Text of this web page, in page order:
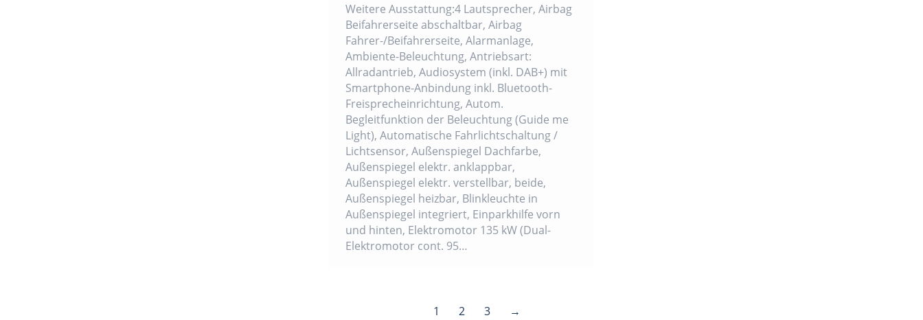
Weitere Ausstattung:4 Lautsprecher, Airbag
Beifahrerseite abschaltbar, Airbag
Fahrer-/Beifahrerseite, Alarmanlage,
Ambiente-Beleuchtung, Antriebsart:
Allradantrieb, Audiosystem (inkl. DAB+) mit
Smartphone-Anbindung inkl. Bluetooth-
Freisprecheinrichtung, Autom.
Begleitfunktion der Beleuchtung (Guide me
Light), Automatische Fahrlichtschaltung /
Lichtsensor, Außenspiegel Dachfarbe,
Außenspiegel elektr. anklappbar,
Außenspiegel elektr. verstellbar, beide,
Außenspiegel heizbar, Blinkleuchte in
Außenspiegel integriert, Einparkhilfe vorn
und hinten, Elektromotor 135 kW (Dual-
Elektromotor cont. 95…
1 2 3 →